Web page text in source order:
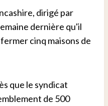
dirigé par
dernière qu'il
cinq maisons de
que le syndicat
de 500